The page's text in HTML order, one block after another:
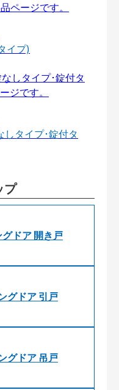
イプ)
しタイプ･錠付タ
プ
ドア 開き戸
グドア 引戸
グドア 吊戸